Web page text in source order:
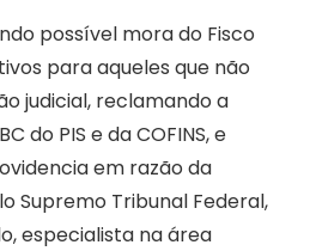
possível mora do Fisco
para aqueles que não
judicial, reclamando a
do PIS e da COFINS, e
em razão da
Supremo Tribunal Federal,
especialista na área